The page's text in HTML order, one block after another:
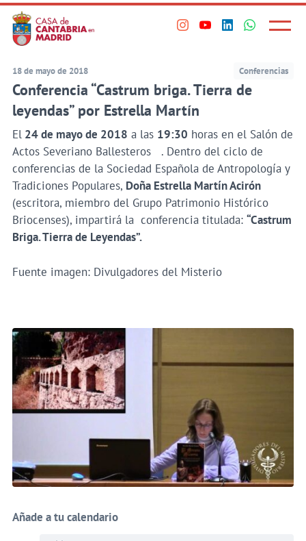
Saltar
al
contenido
principal
Visita
en
Visita
en
Visita
perfil
Visita
perfil
Principal
Menú
18 de mayo de 2018 Conferencias
Conferencia “Castrum briga. Tierra de
leyendas” por Estrella Martín
El24 de mayo de 2018 a las 19:30 horas en el Salón de
Actos Severiano Ballesteros . Dentro del ciclo de
conferencias de la Sociedad Española de Antropología y
Tradiciones Populares, Doña Estrella Martín Acirón
(escritora, miembro del Grupo Patrimonio Histórico
Briocenses), impartirá la conferencia titulada: “Castrum
Briga. Tierra de Leyendas”.
Fuente imagen: Divulgadores del Misterio
Añade a tu calendario